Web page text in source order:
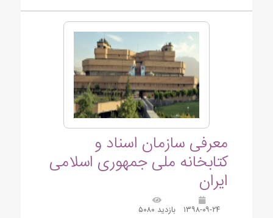
معرفی سازمان اسناد و
کتابخانه ملی جمهوری اسلامی
ایران
۱۳۹۸-۰۹-۲۴ بازدید ۵۰۸۰